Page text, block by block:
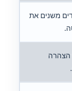
משנים את
הצהרה